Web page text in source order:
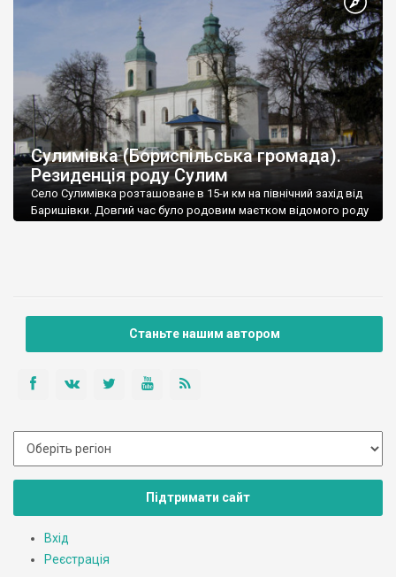
Сулимівка (Бориспільська громада).
Резиденція роду Сулим
Село Сулимівка розташоване в 15-и км на північний захід від
Баришівки. Довгий час було родовим маєтком відомого роду
Станьте нашим автором
Підтримати сайт
Вхід
Реєстрація